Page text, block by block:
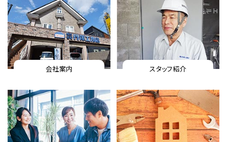
会社案内 スタッフ紹介